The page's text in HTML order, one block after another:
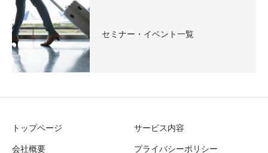
セミナー・イベント一覧
トップページ サービス内容
会社概要 プライバシーポリシー